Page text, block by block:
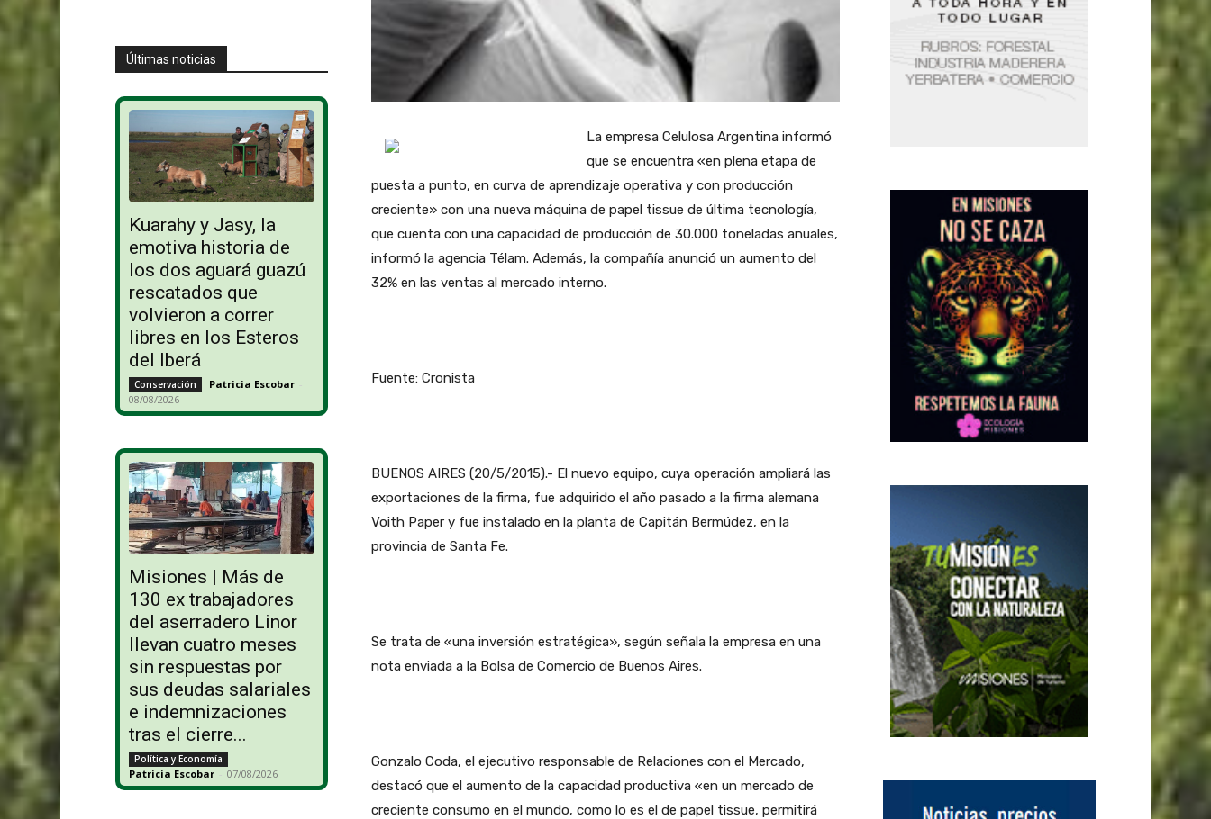
Últimas noticias
Kuarahy y Jasy, la
emotiva historia de
los dos aguará guazú
rescatados que
volvieron a correr
libres en los Esteros
del Iberá
Conservación Patricia Escobar -
08/08/2026
Misiones | Más de
130 ex trabajadores
del aserradero Linor
llevan cuatro meses
sin respuestas por
sus deudas salariales
e indemnizaciones
tras el cierre...
Política y Economía
Patricia Escobar - 07/08/2026
La empresa Celulosa Argentina informó
que se encuentra «en plena etapa de
puesta a punto, en curva de aprendizaje operativa y con producción
creciente» con una nueva máquina de papel tissue de última tecnología,
que cuenta con una capacidad de producción de 30.000 toneladas anuales,
informó la agencia Télam. Además, la compañía anunció un aumento del
32% en las ventas al mercado interno.
Fuente: Cronista
BUENOS AIRES (20/5/2015).- El nuevo equipo, cuya operación ampliará las
exportaciones de la firma, fue adquirido el año pasado a la firma alemana
Voith Paper y fue instalado en la planta de Capitán Bermúdez, en la
provincia de Santa Fe.
Se trata de «una inversión estratégica», según señala la empresa en una
nota enviada a la Bolsa de Comercio de Buenos Aires.
Gonzalo Coda, el ejecutivo responsable de Relaciones con el Mercado,
destacó que el aumento de la capacidad productiva «en un mercado de
creciente consumo en el mundo, como lo es el de papel tissue, permitirá